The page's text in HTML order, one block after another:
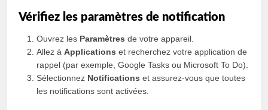
Vérifiez les paramètres de notification
Ouvrez les Paramètres de votre appareil.
Allez àApplications et recherchez votre application de
rappel (par exemple, Google Tasks ou Microsoft To Do).
Sélectionnez Notifications et assurez-vous que toutes
les notifications sont activées.